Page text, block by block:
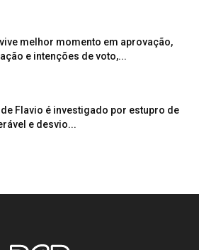
melhor momento em aprovação,
e intenções de voto,...
Flavio é investigado por estupro de
e desvio...